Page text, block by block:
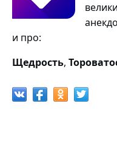
и про:
Щедрость,